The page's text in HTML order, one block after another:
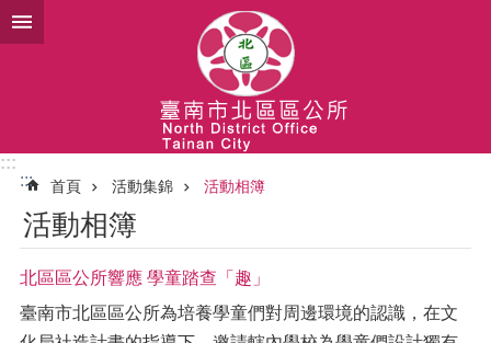
跳到主要內容區塊
:::
:::
首頁 活動集錦 活動相簿
活動相簿
北區區公所響應 學童踏查「趣」
臺南市北區區公所為培養學童們對周邊環境的認識，在文